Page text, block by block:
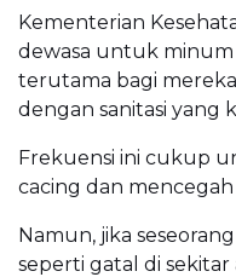
Kementerian
dewasa untuk minum
terutama bagi
dengan sanitasi yang
Frekuensi ini cukup
cacing dan
Namun, jika
seperti gatal di